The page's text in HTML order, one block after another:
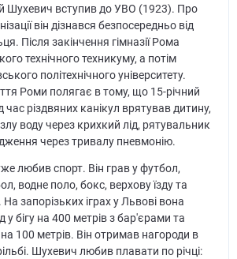
Шухевич вступив до УВО (1923). Про
він дізнався безпосередньо від
Після закінчення гімназії Рома
технічного техникуму, а потім
політехнічного університету.
Роми полягає в тому, що 15-річний
різдвяних канікул врятував дитину,
воду через крихкий лід, рятувальник
через тривалу пневмонію.
любив спорт. Він грав у футбол,
водне поло, бокс, верхову їзду та
запорізьких іграх у Львові вона
у бігу на 400 метрів з бар'єрами та
100 метрів. Він отримав нагороди в
Шухевич любив плавати по річці: